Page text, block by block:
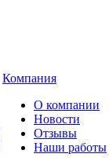
Компания
О компании
Новости
Отзывы
Наши работы